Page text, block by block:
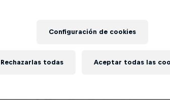
Configuración de cookies
Rechazarlas todas Aceptar todas las